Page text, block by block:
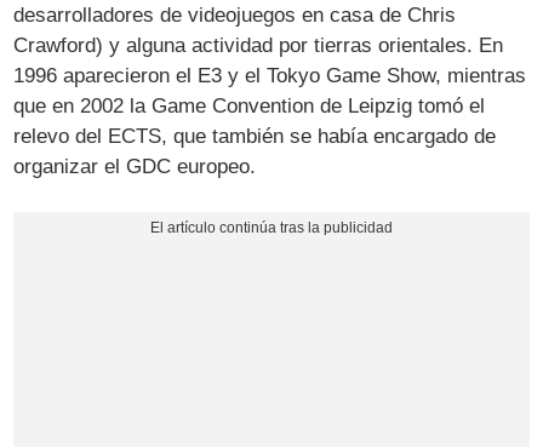
desarrolladores de videojuegos en casa de Chris
Crawford) y alguna actividad por tierras orientales. En
1996 aparecieron el E3 y el Tokyo Game Show, mientras
que en 2002 la Game Convention de Leipzig tomó el
relevo del ECTS, que también se había encargado de
organizar el GDC europeo.